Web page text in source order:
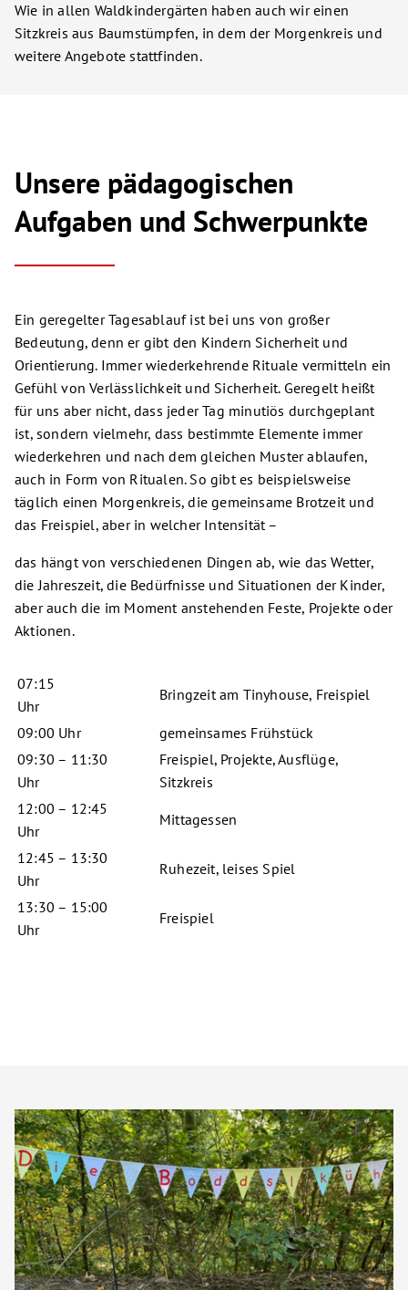
Wie in allen Waldkindergärten haben auch wir einen
Sitzkreis aus Baumstümpfen, in dem der Morgenkreis und
weitere Angebote stattfinden.
Unsere pädagogischen
Aufgaben und Schwerpunkte
Ein geregelter Tagesablauf ist bei uns von großer
Bedeutung, denn er gibt den Kindern Sicherheit und
Orientierung. Immer wiederkehrende Rituale vermitteln ein
Gefühl von Verlässlichkeit und Sicherheit. Geregelt heißt
für uns aber nicht, dass jeder Tag minutiös durchgeplant
ist, sondern vielmehr, dass bestimmte Elemente immer
wiederkehren und nach dem gleichen Muster ablaufen,
auch in Form von Ritualen. So gibt es beispielsweise
täglich einen Morgenkreis, die gemeinsame Brotzeit und
das Freispiel, aber in welcher Intensität –
das hängt von verschiedenen Dingen ab, wie das Wetter,
die Jahreszeit, die Bedürfnisse und Situationen der Kinder,
aber auch die im Moment anstehenden Feste, Projekte oder
Aktionen.
07:15
Uhr
Bringzeit am Tinyhouse, Freispiel
09:00 Uhr
gemeinsames Frühstück
09:30 – 11:30
Uhr
Freispiel, Projekte, Ausflüge,
Sitzkreis
12:00 – 12:45
Uhr
Mittagessen
12:45 – 13:30
Uhr
Ruhezeit, leises Spiel
13:30 – 15:00
Uhr
Freispiel